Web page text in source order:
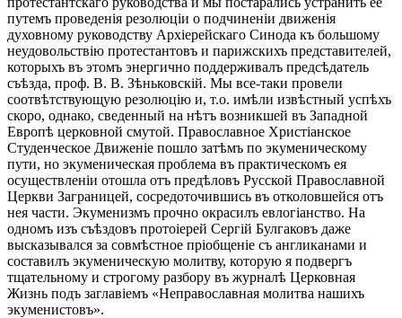
путемъ проведенія резолюціи о подчиненіи движенія
духовному руководству Архіерейскаго Синода къ большому
неудовольствію протестантовъ и парижскихъ представителей,
которыхъ въ этомъ энергично поддерживалъ предсѣдатель
съѣзда, проф. В. В. Зѣньковскій. Мы все-таки провели
соотвѣтствующую резолюцію и, т.о. имѣли извѣстный успѣхъ
скоро, однако, сведенный на нѣтъ возникшей въ Западной
Европѣ церковной смутой. Православное Христіанское
Студенческое Движеніе пошло затѣмъ по экуменическому
пути, но экуменическая проблема въ практическомъ ея
осуществленіи отошла отъ предѣловъ Русской Православной
Церкви Заграницей, сосредоточившись въ отколовшейся отъ
нея части. Экуменизмъ прочно окрасилъ евлогіанство. На
одномъ изъ съѣздовъ протоіерей Сергій Булгаковъ даже
высказывался за совмѣстное пріобщеніе съ англиканами и
составилъ экуменическую молитву, которую я подвергъ
тщательному и строгому разбору въ журналѣ Церковная
Жизнь подъ заглавіемъ «Неправославная молитва нашихъ
экуменистовъ».